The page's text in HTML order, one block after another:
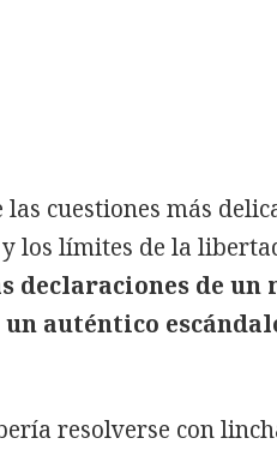
cuestiones más
los límites de la
declaraciones de un
auténtico
resolverse con